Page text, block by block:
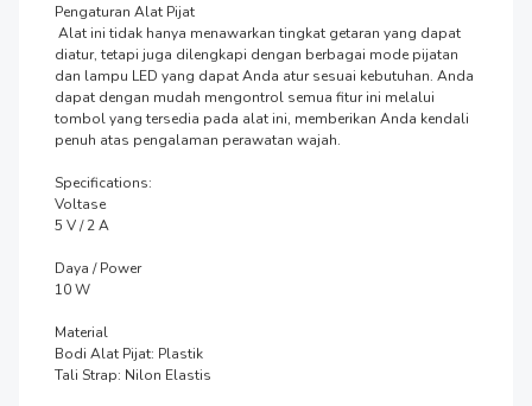
Pengaturan Alat Pijat
diatur, tetapi juga dilengkapi dengan berbagai mode pijatan
dan lampu LED yang dapat Anda atur sesuai kebutuhan. Anda
dapat dengan mudah mengontrol semua fitur ini melalui
tombol yang tersedia pada alat ini, memberikan Anda kendali
penuh atas pengalaman perawatan wajah.
Specifications:
Voltase
5 V / 2 A
Daya / Power
10 W
Material
Bodi Alat Pijat: Plastik
Tali Strap: Nilon Elastis